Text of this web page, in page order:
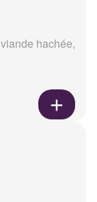
hachée,